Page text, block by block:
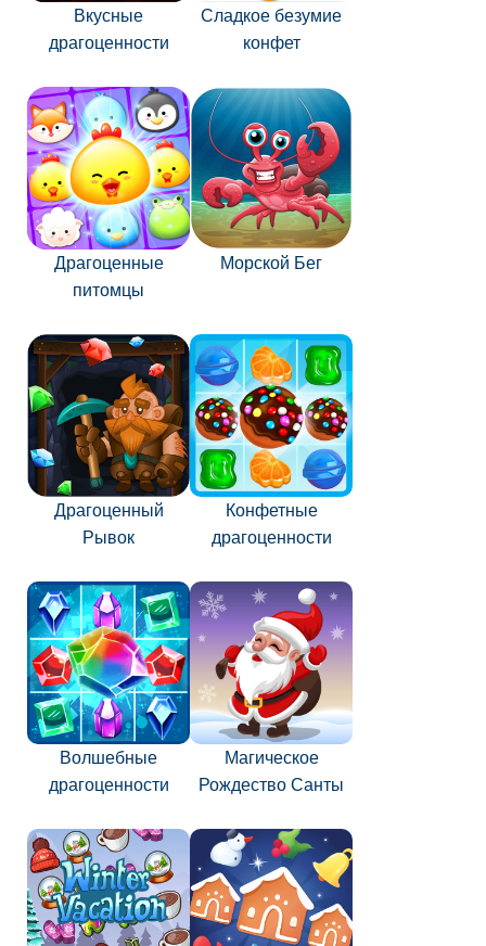
Вкусные
драгоценности
Сладкое безумие
конфет
Драгоценные
питомцы
Морской Бег
Драгоценный
Рывок
Конфетные
драгоценности
Волшебные
драгоценности
Магическое
Рождество Санты